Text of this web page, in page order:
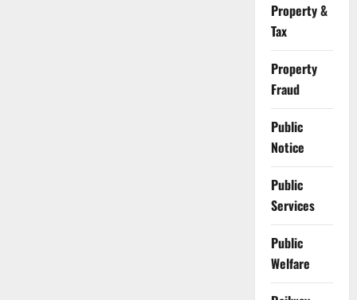
Property &
Tax
Property
Fraud
Public
Notice
Public
Services
Public
Welfare